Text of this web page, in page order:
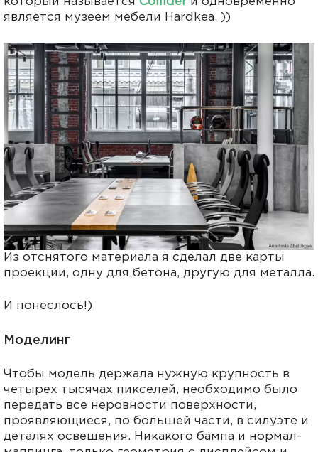
является музеем мебели Hardkea. ))
Из отснятого материала я сделал две карты
проекции, одну для бетона, другую для металла.
И понеслось!)
Моделинг
Чтобы модель держала нужную крупность в
четырех тысячах пикселей, необходимо было
передать все неровности поверхности,
проявляющиеся, по большей части, в силуэте и
деталях освещения. Никакого бампа и нормал-